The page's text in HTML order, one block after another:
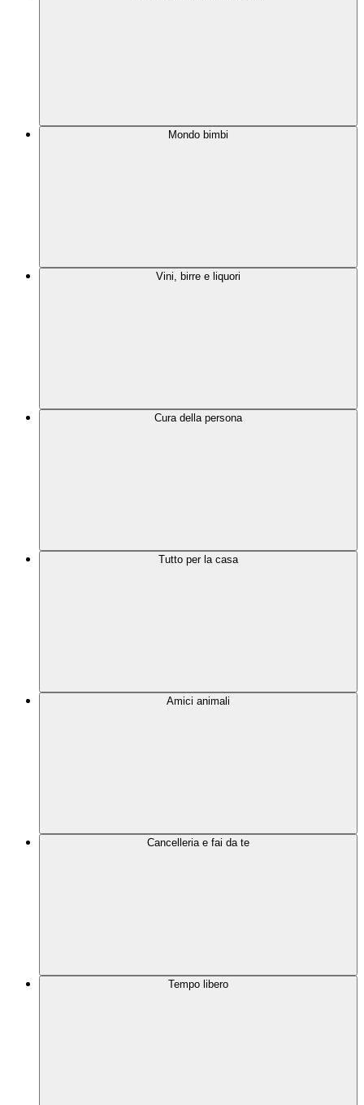
Mondo bimbi
Vini, birre e liquori
Cura della persona
Tutto per la casa
Amici animali
Cancelleria e fai da te
Tempo libero